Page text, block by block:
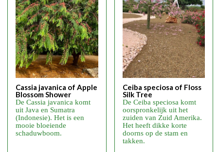
Cassia javanica of Apple
Blossom Shower
De Cassia javanica komt
uit Java en Sumatra
(Indonesie). Het is een
mooie bloeiende
schaduwboom.
Ceiba speciosa of Floss
Silk Tree
De Ceiba speciosa komt
oorspronkelijk uit het
zuiden van Zuid Amerika.
Het heeft dikke korte
doorns op de stam en
takken.